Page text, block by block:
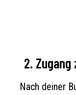
2.
Nach deiner